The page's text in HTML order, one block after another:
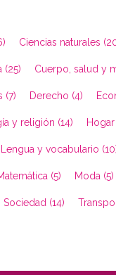
Ciencias naturales
(25) Cuerpo, salud y
(7) Derecho (4)
y religión (14) Hogar
Lengua y vocabulario
(5) Moda (5)
Sociedad (14)